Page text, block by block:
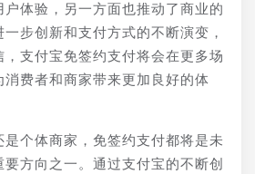
体验，另一方面也推动了商业的
步创新和支付方式的不断演变，
支付宝免签约支付将会在更多场
费者和商家带来更加良好的体
个体商家，免签约支付都将是未
方向之一。通过支付宝的不断创